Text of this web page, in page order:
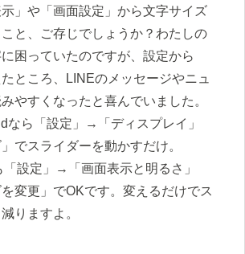
」や「画面設定」から文字サイズ
と、ご存じでしょうか？わたしの
困っていたのですが、設定から
たところ、LINEのメッセージやニュ
やすくなったと喜んでいました。
なら「設定」→「ディスプレイ」
でスライダーを動かすだけ。
設定」→「画面表示と明るさ」
変更」でOKです。変えるだけでス
りますよ。